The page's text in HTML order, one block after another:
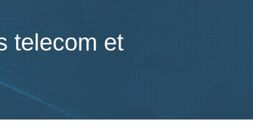
telecom et